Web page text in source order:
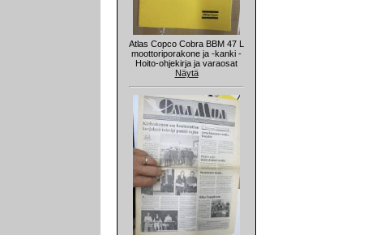
Atlas Copco Cobra BBM 47 L
moottoriporakone ja -kanki -
Hoito-ohjekirja ja varaosat
Näytä